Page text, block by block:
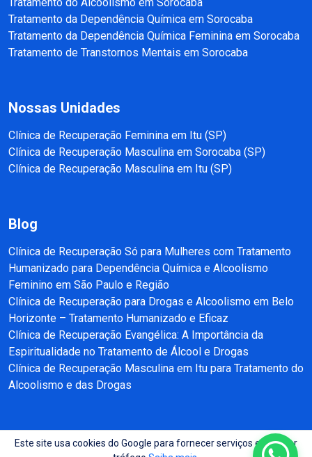
Tratamento do Alcoolismo em Sorocaba
Tratamento da Dependência Química em Sorocaba
Tratamento da Dependência Química Feminina em Sorocaba
Tratamento de Transtornos Mentais em Sorocaba
Nossas Unidades
Clínica de Recuperação Feminina em Itu (SP)
Clínica de Recuperação Masculina em Sorocaba (SP)
Clínica de Recuperação Masculina em Itu (SP)
Blog
Clínica de Recuperação Só para Mulheres com Tratamento
Humanizado para Dependência Química e Alcoolismo
Feminino em São Paulo e Região
Clínica de Recuperação para Drogas e Alcoolismo em Belo
Horizonte – Tratamento Humanizado e Eficaz
Clínica de Recuperação Evangélica: A Importância da
Espiritualidade no Tratamento de Álcool e Drogas
Clínica de Recuperação Masculina em Itu para Tratamento do
Alcoolismo e das Drogas
Copyright © 2025 - 2026 Recuperação e Reabilitação SP Todos direitos
Este site usa cookies do Google para fornecer serviços e analisar